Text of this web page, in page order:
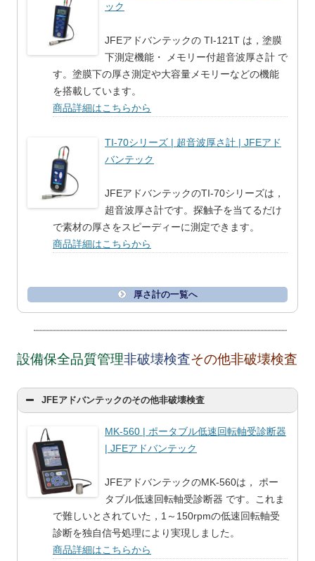
ック
JFEアドバンテックの TI-121T は，塗膜
下測定機能・ メモリー付超音波厚さ計 で
す。塗膜下の厚さ測定や大容量メモリーなどの機能
を搭載しています。
商品詳細はこちらから
TI-70シリーズ | 超音波厚さ計 | JFEアド
バンテック
JFEアドバンテックのTI-70シリーズは，
超音波厚さ計です。探触子を当てるだけ
で素材の厚さをスピーディーに測定できます。
商品詳細はこちらから
厚さ計の一覧へ
設備保全品質管理非破壊検査その他非破壊検査
JFEアドバンテックのその他非破壊検査
MK-560 | ポータブル低速回転軸受診断器
| JFEアドバンテック
JFEアドバンテックのMK-560は， ポー
タブル低速回転軸受診断器 です。これま
で難しいとされていた，1～150rpmの低速回転軸受
診断を独自信号処理により実現しました。
商品詳細はこちらから